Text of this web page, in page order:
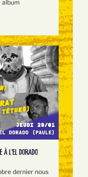
album
À L'EL DORADO
dernier nous